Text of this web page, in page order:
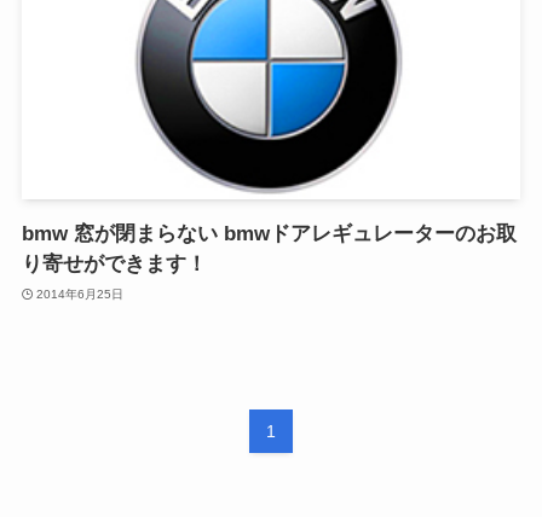
bmw 窓が閉まらない bmwドアレギュレーターのお取
り寄せができます！
2014年6月25日
1